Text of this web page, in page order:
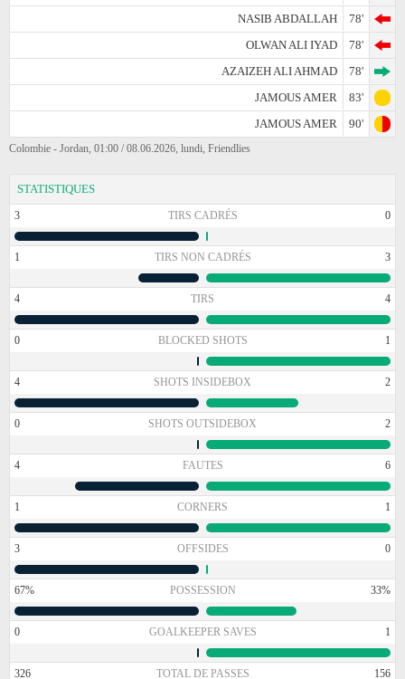
NASIB ABDALLAH
78'
OLWAN ALI IYAD
78'
AZAIZEH ALI AHMAD
78'
JAMOUS AMER
83'
JAMOUS AMER
90'
Colombie - Jordan, 01:00 / 08.06.2026, lundi, Friendlies
STATISTIQUES
3 TIRS CADRÉS 0
1 TIRS NON CADRÉS 3
4 TIRS 4
0 BLOCKED SHOTS 1
4 SHOTS INSIDEBOX 2
0 SHOTS OUTSIDEBOX 2
4 FAUTES 6
1 CORNERS 1
3 OFFSIDES 0
67% POSSESSION 33%
0 GOALKEEPER SAVES 1
326 TOTAL DE PASSES 156